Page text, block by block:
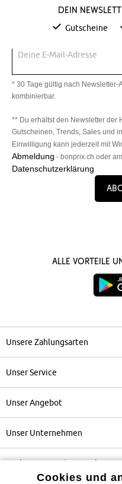
Dein
Gutscheine
Deine E-Mail-Adresse
* 30 Tage gültig nach
kombinierbar.
** Du erhältst den Newsletter der
Gutscheinen, Trends, Sales und
Einwilligung kann jederzeit mit
Abmeldung - bonprix.ch oder
Datenschutzerklärung
Alle Vorteile
Unsere Zahlungsarten
Unser Service
Unser Angebot
Unser Unternehmen
Topkategorien / Saisonales
Cookies und